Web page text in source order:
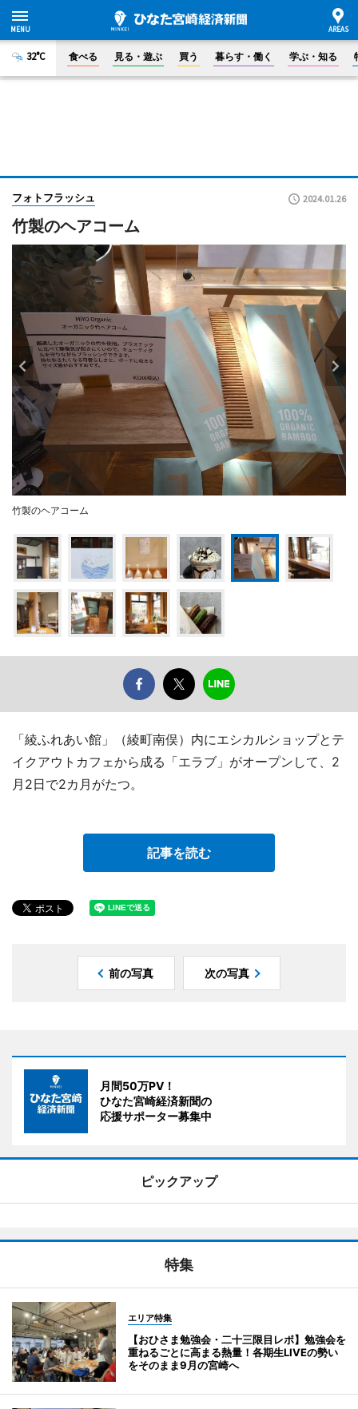
32°C 食べる 見る・遊ぶ 買う 暮らす・働く 学ぶ・知る
フォトフラッシュ 2024.01.26
竹製のヘアコーム
竹製のヘアコーム
「綾ふれあい館」（綾町南俣）内にエシカルショップとテ
イクアウトカフェから成る「エラブ」がオープンして、2
月2日で2カ月がたつ。
記事を読む
前の写真 次の写真
月間50万PV！
ひなた宮崎経済新聞の
応援サポーター募集中
ピックアップ
特集
エリア特集
【おひさま勉強会・二十三限目レポ】勉強会を
重ねるごとに高まる熱量！各期生LIVEの勢い
をそのまま9月の宮崎へ